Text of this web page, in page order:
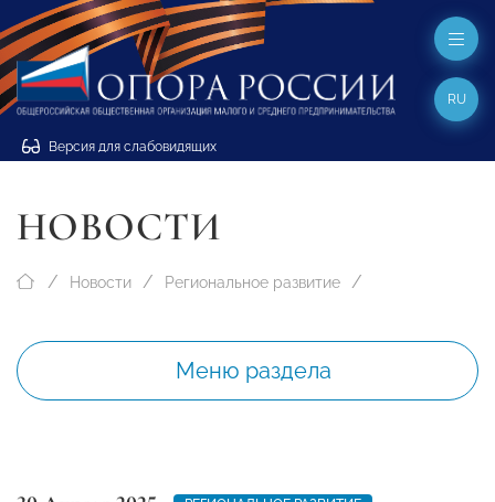
Версия для слабовидящих
RU
НОВОСТИ
Новости Региональное развитие
Меню раздела